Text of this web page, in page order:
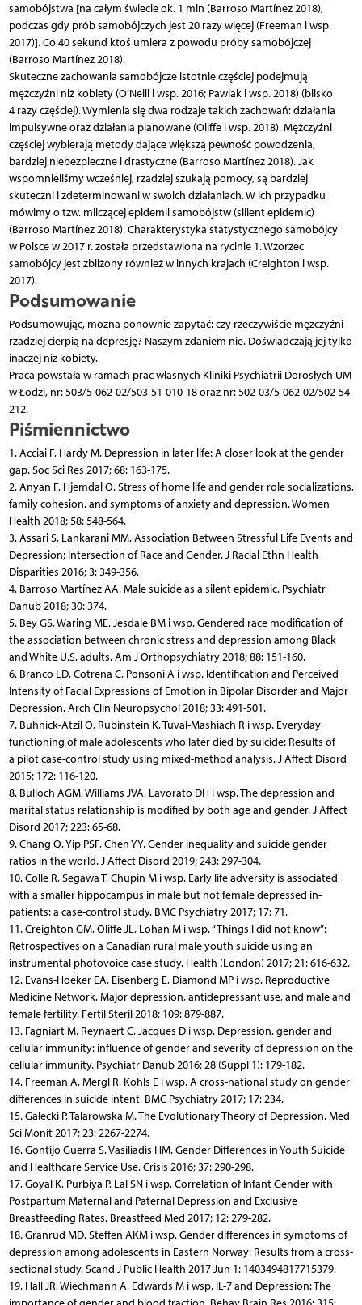
samobójstwa [na całym świecie ok. 1 mln (Barroso Martínez 2018),
podczas gdy prób samobójczych jest 20 razy więcej (Freeman i wsp.
2017)]. Co 40 sekund ktoś umiera z powodu próby samobójczej
(Barroso Martínez 2018).
Skuteczne zachowania samobójcze istotnie częściej podejmują
mężczyźni niż kobiety (O’Neill i wsp. 2016; Pawlak i wsp. 2018) (blisko
4 razy częściej). Wymienia się dwa rodzaje takich zachowań: działania
impulsywne oraz działania planowane (Oliffe i wsp. 2018). Mężczyźni
częściej wybierają metody dające większą pewność powodzenia,
bardziej niebezpieczne i drastyczne (Barroso Martínez 2018). Jak
wspomnieliśmy wcześniej, rzadziej szukają pomocy, są bardziej
skuteczni i zdeterminowani w swoich działaniach. W ich przypadku
mówimy o tzw. milczącej epidemii samobójstw (silient epidemic)
(Barroso Martínez 2018). Charakterystyka statystycznego samobójcy
w Polsce w 2017 r. została przedstawiona na rycinie 1. Wzorzec
samobójcy jest zbliżony również w innych krajach (Creighton i wsp.
2017).
Podsumowanie
Podsumowując, można ponownie zapytać: czy rzeczywiście mężczyźni
rzadziej cierpią na depresję? Naszym zdaniem nie. Doświadczają jej tylko
inaczej niż kobiety.
Praca powstała w ramach prac własnych Kliniki Psychiatrii Dorosłych UM
w Łodzi, nr: 503/5-062-02/503-51-010-18 oraz nr: 502-03/5-062-02/502-54-
212.
Piśmiennictwo
1. Acciai F, Hardy M. Depression in later life: A closer look at the gender
gap. Soc Sci Res 2017; 68: 163-175.
2. Anyan F, Hjemdal O. Stress of home life and gender role socializations,
family cohesion, and symptoms of anxiety and depression. Women
Health 2018; 58: 548-564.
3. Assari S, Lankarani MM. Association Between Stressful Life Events and
Depression; Intersection of Race and Gender. J Racial Ethn Health
Disparities 2016; 3: 349-356.
4. Barroso Martínez AA. Male suicide as a silent epidemic. Psychiatr
Danub 2018; 30: 374.
5. Bey GS, Waring ME, Jesdale BM i wsp. Gendered race modification of
the association between chronic stress and depression among Black
and White U.S. adults. Am J Orthopsychiatry 2018; 88: 151-160.
6. Branco LD, Cotrena C, Ponsoni A i wsp. Identification and Perceived
Intensity of Facial Expressions of Emotion in Bipolar Disorder and Major
Depression. Arch Clin Neuropsychol 2018; 33: 491-501.
7. Buhnick-Atzil O, Rubinstein K, Tuval-Mashiach R i wsp. Everyday
functioning of male adolescents who later died by suicide: Results of
a pilot case-control study using mixed-method analysis. J Affect Disord
2015; 172: 116-120.
8. Bulloch AGM, Williams JVA, Lavorato DH i wsp. The depression and
marital status relationship is modified by both age and gender. J Affect
Disord 2017; 223: 65-68.
9. Chang Q, Yip PSF, Chen YY. Gender inequality and suicide gender
ratios in the world. J Affect Disord 2019; 243: 297-304.
10. Colle R, Segawa T, Chupin M i wsp. Early life adversity is associated
with a smaller hippocampus in male but not female depressed in-
patients: a case-control study. BMC Psychiatry 2017; 17: 71.
11. Creighton GM, Oliffe JL, Lohan M i wsp. “Things I did not know”:
Retrospectives on a Canadian rural male youth suicide using an
instrumental photovoice case study. Health (London) 2017; 21: 616-632.
12. Evans-Hoeker EA, Eisenberg E, Diamond MP i wsp. Reproductive
Medicine Network. Major depression, antidepressant use, and male and
female fertility. Fertil Steril 2018; 109: 879-887.
13. Fagniart M, Reynaert C, Jacques D i wsp. Depression, gender and
cellular immunity: influence of gender and severity of depression on the
cellular immunity. Psychiatr Danub 2016; 28 (Suppl 1): 179-182.
14. Freeman A, Mergl R, Kohls E i wsp. A cross-national study on gender
differences in suicide intent. BMC Psychiatry 2017; 17: 234.
15. Gałecki P, Talarowska M. The Evolutionary Theory of Depression. Med
Sci Monit 2017; 23: 2267-2274.
16. Gontijo Guerra S, Vasiliadis HM. Gender Differences in Youth Suicide
and Healthcare Service Use. Crisis 2016; 37: 290-298.
17. Goyal K, Purbiya P, Lal SN i wsp. Correlation of Infant Gender with
Postpartum Maternal and Paternal Depression and Exclusive
Breastfeeding Rates. Breastfeed Med 2017; 12: 279-282.
18. Granrud MD, Steffen AKM i wsp. Gender differences in symptoms of
depression among adolescents in Eastern Norway: Results from a cross-
sectional study. Scand J Public Health 2017 Jun 1: 1403494817715379.
19. Hall JR, Wiechmann A, Edwards M i wsp. IL-7 and Depression: The